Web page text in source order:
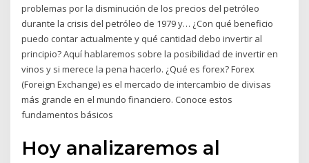
problemas por la disminución de los precios del petróleo
durante la crisis del petróleo de 1979 y… ¿Con qué beneficio
puedo contar actualmente y qué cantidad debo invertir al
principio? Aquí hablaremos sobre la posibilidad de invertir en
vinos y si merece la pena hacerlo. ¿Qué es forex? Forex
(Foreign Exchange) es el mercado de intercambio de divisas
más grande en el mundo financiero. Conoce estos
fundamentos básicos
Hoy analizaremos al